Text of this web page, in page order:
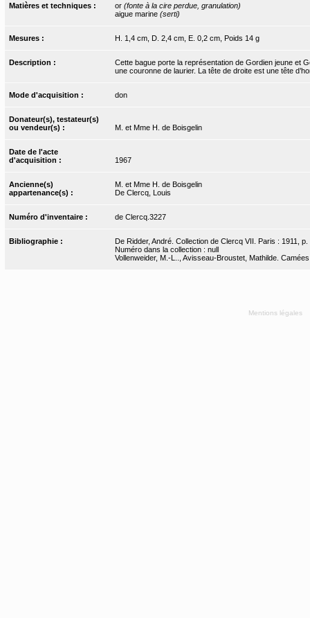
Matières et techniques : or (fonte à la cire perdue, granulation)
aigue marine (serti)
Mesures : H. 1,4 cm, D. 2,4 cm, E. 0,2 cm, Poids 14 g
Description :
Cette bague porte la représentation de Gordien jeune et
une couronne de laurier. La tête de droite est une tête
Mode d'acquisition : don
Donateur(s), testateur(s)
ou vendeur(s) :
M. et Mme H. de Boisgelin
Date de l'acte
d'acquisition :
1967
Ancienne(s)
appartenance(s) :
M. et Mme H. de Boisgelin
De Clercq, Louis
Numéro d'inventaire : de Clercq.3227
Bibliographie :
De Ridder, André. Collection de Clercq VII. Paris : 1911, p.
Numéro dans la collection : null
Vollenweider, M.-L.., Avisseau-Broustet, Mathilde.
Mentions légales